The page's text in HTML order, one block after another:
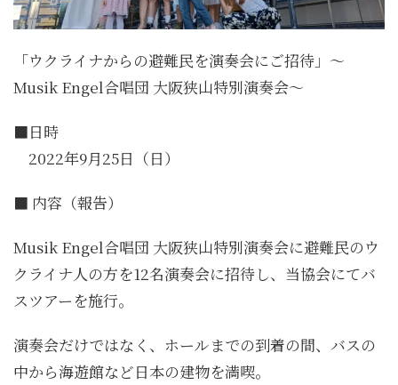
「ウクライナからの避難民を演奏会にご招待」～
Musik Engel合唱団 大阪狭山特別演奏会～
■日時
2022年9月25日（日）
■ 内容（報告）
Musik Engel合唱団 大阪狭山特別演奏会に避難民のウ
クライナ人の方を12名演奏会に招待し、当協会にてバ
スツアーを施行。
演奏会だけではなく、ホールまでの到着の間、バスの
中から海遊館など日本の建物を満喫。